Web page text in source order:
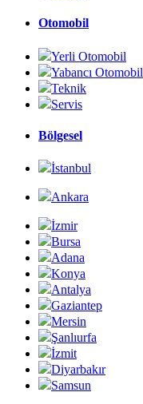
Otomobil
Yerli Otomobil
Yabancı Otomobil
Teknik
Servis
Bölgesel
İstanbul
Ankara
İzmir
Bursa
Adana
Konya
Antalya
Gaziantep
Mersin
Şanlıurfa
İzmit
Diyarbakır
Samsun